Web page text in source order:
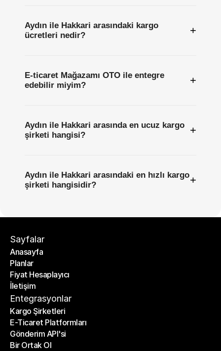
Aydın ile Hakkari arasındaki kargo
ücretleri nedir?
+
E-ticaret Mağazamı OTO ile entegre
edebilir miyim?
+
Aydın ile Hakkari arasında en ucuz kargo
şirketi hangisi?
+
Aydın ile Hakkari arasındaki en hızlı kargo
şirketi hangisidir?
+
Sayfalar
Anasayfa
Anasayfa
Planlar
Planlar
Fiyat Hesaplayıcı
Fiyat Hesaplayıcı
İletişim
İletişim
Entegrasyonlar
Kargo Şirketleri
Kargo Şirketleri
E-Ticaret Platformları
E-Ticaret Platformları
Gönderim API'si
Gönderim API'si
Bir Ortak Ol